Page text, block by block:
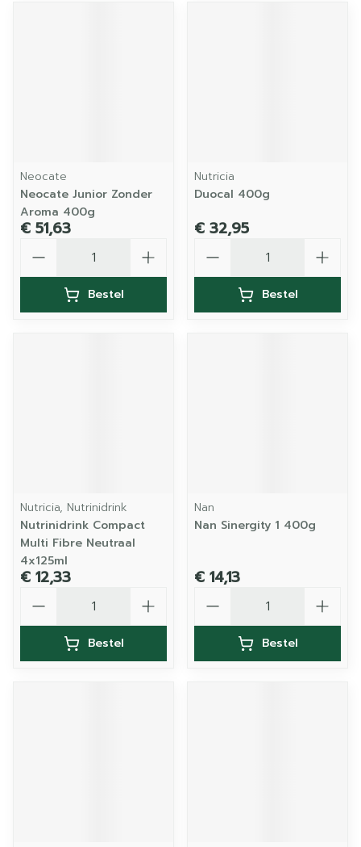
Neocate
Neocate Junior Zonder
Aroma 400g
€ 51,63
Bestel
Nutricia
Duocal 400g
€ 32,95
Bestel
Nutricia, Nutrinidrink
Nutrinidrink Compact
Multi Fibre Neutraal
4x125ml
€ 12,33
Bestel
Nan
Nan Sinergity 1 400g
€ 14,13
Bestel